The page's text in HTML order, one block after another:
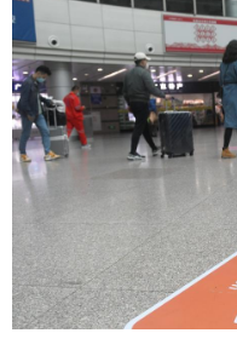
多语种频道
English Español
Русский язык
Português